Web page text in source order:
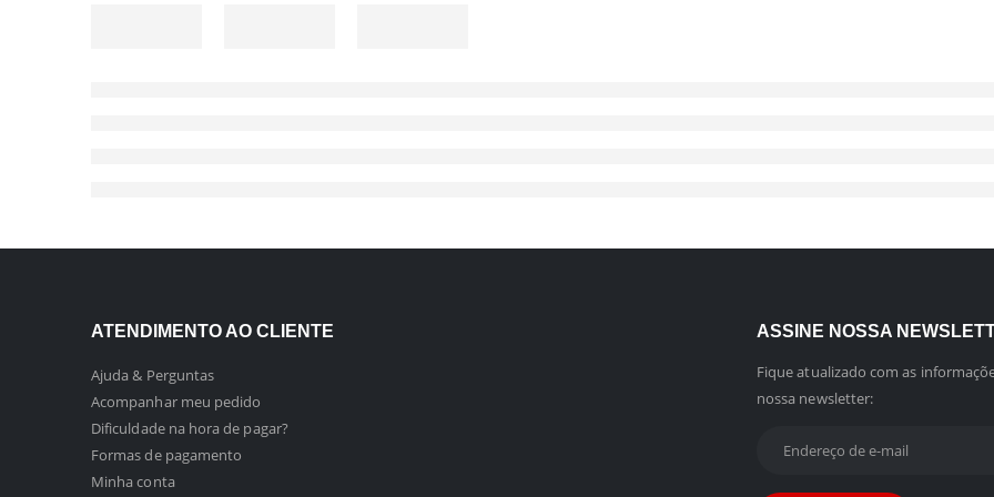
ATENDIMENTO AO CLIENTE
Ajuda & Perguntas
Acompanhar meu pedido
Dificuldade na hora de pagar?
Formas de pagamento
Minha conta
ASSINE NOSSA
Fique atualizado com as
nossa newsletter: